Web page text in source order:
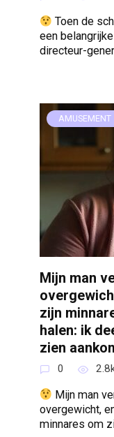
Toen de
een
directeur-
AMUSEMENT
Mijn man
zijn
halen: ik
zien
0
Mijn man
overgewicht,
minnares om